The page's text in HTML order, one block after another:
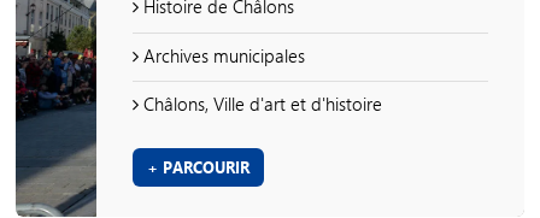
Histoire de Châlons
Archives municipales
Châlons, Ville d'art et d'histoire
+ PARCOURIR